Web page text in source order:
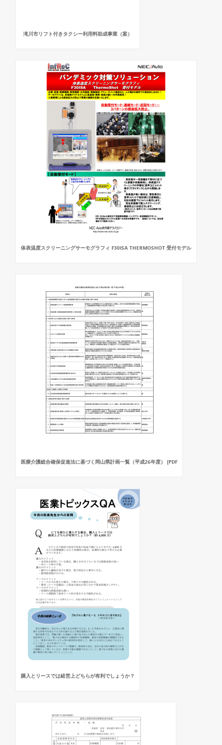
滝川市リフト付きタクシー利用料助成事業（案）
体表温度スクリーニングサーモグラフィ F30ISA THERMOSHOT 受付モデル
医療介護総合確保促進法に基づく岡山県計画一覧（平成26年度） [PDF
購入とリースでは経営上どちらが有利でしょうか？